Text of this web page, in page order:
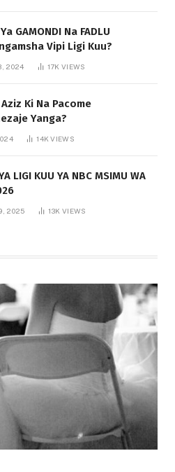
GAMONDI Na FADLU
Vipi Ligi Kuu?
2024 17KVIEWS
Ki Na Pacome
Yanga?
14KVIEWS
LIGI KUU YA NBC MSIMU WA
2025 13KVIEWS